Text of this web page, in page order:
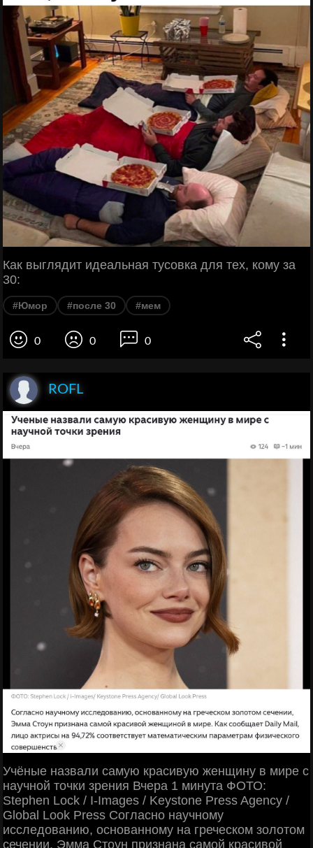
Как выглядит идеальная тусовка для тех, кому за
30:
#Юмор #после 30 #мем
0 0 0
ROFL
Учёные назвали самую красивую женщину в мире с
научной точки зрения Вчера 1 минута ФОТО:
Stephen Lock / I-Images / Keystone Press Agency /
Global Look Press Согласно научному
исследованию, основанному на греческом золотом
сечении, Эмма Стоун признана самой красивой